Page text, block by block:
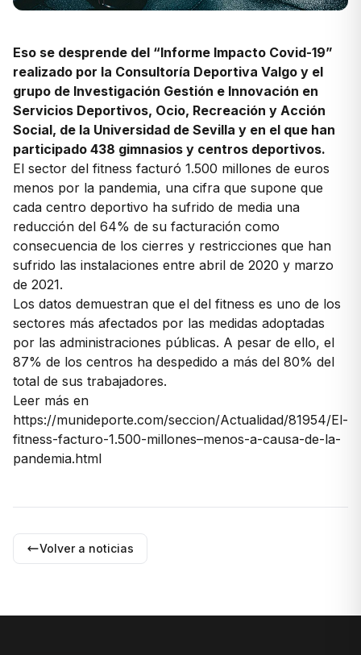
Eso se desprende del “Informe Impacto Covid-19”
realizado por la Consultoría Deportiva Valgo y el
grupo de Investigación Gestión e Innovación en
Servicios Deportivos, Ocio, Recreación y Acción
Social, de la Universidad de Sevilla y en el que han
participado 438 gimnasios y centros deportivos.
El sector del fitness facturó 1.500 millones de euros
menos por la pandemia, una cifra que supone que
cada centro deportivo ha sufrido de media una
reducción del 64% de su facturación como
consecuencia de los cierres y restricciones que han
sufrido las instalaciones entre abril de 2020 y marzo
de 2021.
Los datos demuestran que el del fitness es uno de los
sectores más afectados por las medidas adoptadas
por las administraciones públicas. A pesar de ello, el
87% de los centros ha despedido a más del 80% del
total de sus trabajadores.
Leer más en
https://munideporte.com/seccion/Actualidad/81954/El-
fitness-facturo-1.500-millones–menos-a-causa-de-la-
pandemia.html
Volver a noticias